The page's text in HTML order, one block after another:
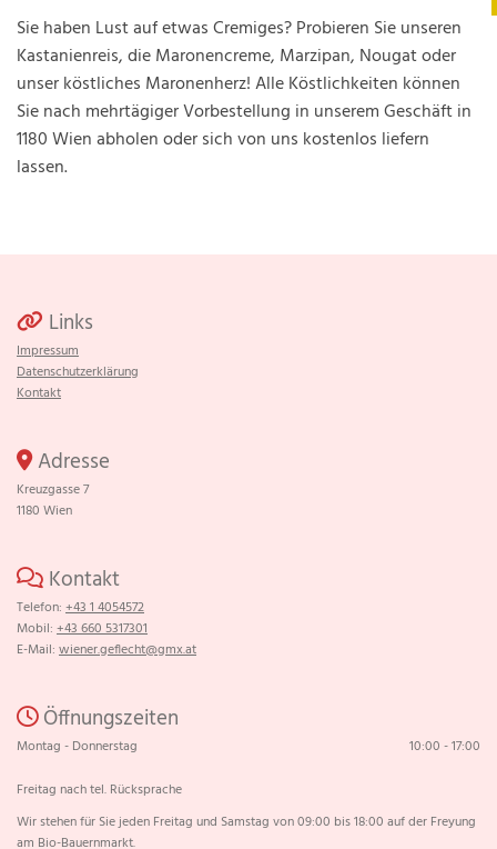
Sie haben Lust auf etwas Cremiges? Probieren Sie unseren
Kastanienreis, die Maronencreme, Marzipan, Nougat oder
unser köstliches Maronenherz! Alle Köstlichkeiten können
Sie nach mehrtägiger Vorbestellung in unserem Geschäft in
1180 Wien abholen oder sich von uns kostenlos liefern
lassen.
 Links
Impressum
Datenschutzerklärung
Kontakt
 Adresse
Kreuzgasse 7
1180 Wien
 Kontakt
Telefon: +43 1 4054572
Mobil: +43 660 5317301
E-Mail: wiener.geflecht@gmx.at
Öffnungszeiten
Montag - Donnerstag
10:00 - 17:00
Freitag nach tel. Rücksprache
Wir stehen für Sie jeden Freitag und Samstag von 09:00 bis 18:00 auf der Freyung
am Bio-Bauernmarkt.